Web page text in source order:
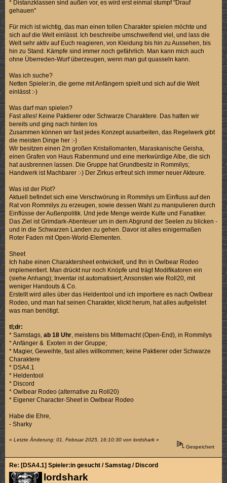
* Distanzklassen sind außen vor, es wird erst einmal stumpf "Drauf
gehauen"
Für mich ist wichtig, das man einen tollen Charakter spielen möchte und
sich auf die Welt einlässt. Ich beschreibe umschweifend viel, und lass die
Welt sehr aktiv auf Euch reagieren, von Kleidung bis hin zu Aussehen, bis
hin zu Stand. Kämpfe sind immer noch gefährlich. Man kann mich auch
ohne Überreden-Wurf überzeugen, wenn man gut quasseln kann.
Was ich suche?
Netten Spieler:in, die gerne mit Anfängern spielt und sich auf die Welt
einlässt :-)
Was darf man spielen?
Fast alles! Keine Paktierer oder Schwarze Charaktere. Das hatten wir
bereits und ging nach hinten los
Zusammen können wir fast jedes Konzept ausarbeiten, das Regelwerk gibt
die meisten Dinge her :-)
Wir besitzen einen 2m großen Kristallomanten, Maraskanische Geisha,
einen Grafen von Haus Rabenmund und eine merkwürdige Albe, die sich
hat ausbrennen lassen. Die Gruppe hat Grundbesitz in Rommilys;
Handwerk ist Machbarer :-) Der Zirkus erfreut sich immer neuer Akteure.
Was ist der Plot?
Aktuell befindet sich eine Verschwörung in Rommilys um Einfluss auf den
Rat von Rommilys zu erzeugen, sowie dessen Wahl zu manipulieren durch
Einflüsse der Außenpolitik. Und jede Menge weirde Kulte und Fanatiker.
Das Ziel ist Grimdark-Abenteuer um in dem Abgrund der Seelen zu blicken -
und in die Schwarzen Landen zu gehen. Davor ist alles einigermaßen
Roter Faden mit Open-World-Elementen.
Sheet
Ich habe einen Charaktersheet entwickelt, und Ihn in Owlbear Rodeo
implementiert. Man drückt nur noch Knöpfe und trägt Modifikatoren ein
(siehe Anhang); Inventar ist automatisiert; Ansonsten wie Roll20, mit
weniger Handouts & Co.
Erstellt wird alles über das Heldentool und ich importiere es nach Owlbear
Rodeo, und man hat seinen Charakter, klickt herum, hat alles aufgelistet
was man benötigt.
tl;dr:
* Samstags,ab 18 Uhr, meistens bis Mitternacht (Open-End), in Rommilys
* Anfänger & Exoten in der Gruppe;
* Magier, Geweihte, fast alles willkommen; keine Paktierer oder Schwarze
Charaktere
* DSA4.1
* Heldentool
* Discord
* Owlbear Rodeo (alternative zu Roll20)
* Eigener Character-Sheet in Owlbear Rodeo
Habe die Ehre,
- Sharky
«Letzte Änderung: 01. Februar 2025, 16:10:30 von lordshark »
Gespeichert
lordshark
Re: [DSA4.1] Spieler:in gesucht / Samstag / Discord